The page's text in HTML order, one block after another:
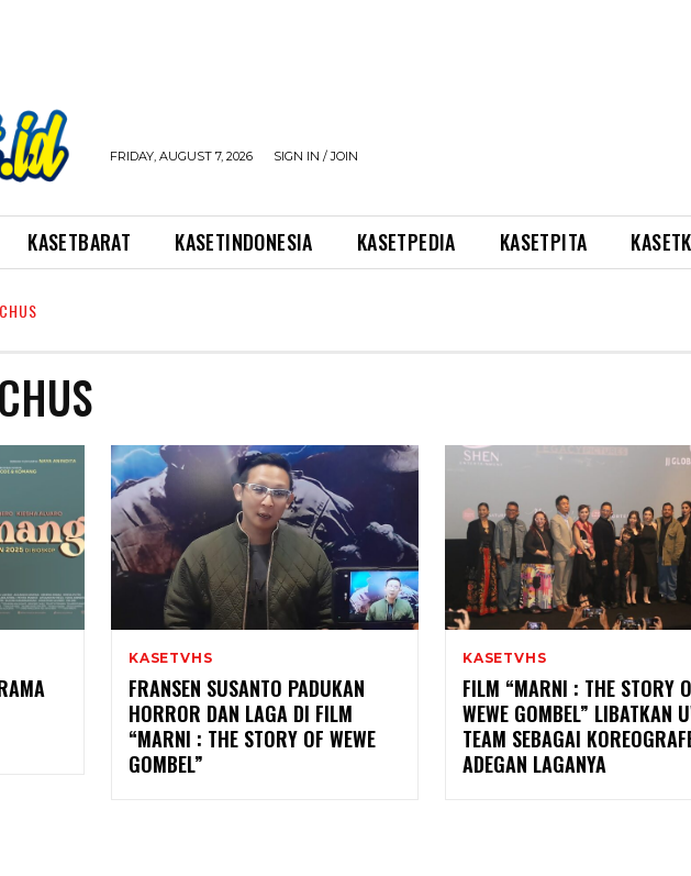
FRIDAY, AUGUST 7, 2026 SIGN IN / JOIN
KASETBARAT KASETINDONESIA KASETPEDIA KASETPITA
KASETVHS
FRANSEN SUSANTO PADUKAN
HORROR DAN LAGA DI FILM
“MARNI : THE STORY OF WEWE
GOMBEL”
KASETVHS
FILM “MARNI : THE STORY
WEWE GOMBEL” LIBATKAN
TEAM SEBAGAI
ADEGAN LAGANYA